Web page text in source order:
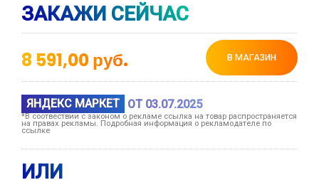
ЗАКАЖИ СЕЙЧАС
8 591,00руб. В МАГАЗИН
ЯНДЕКС МАРКЕТ ОТ 03.07.2025
*В соотвествии с законом о рекламе ссылка на товар распространяется
на правах рекламы. Подробная информация о рекламодателе по
ссылке
ИЛИ